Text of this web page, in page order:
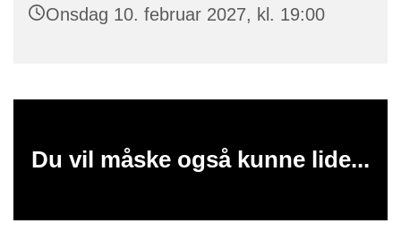
Onsdag 10. februar 2027, kl. 19:00
Du vil måske også kunne lide...